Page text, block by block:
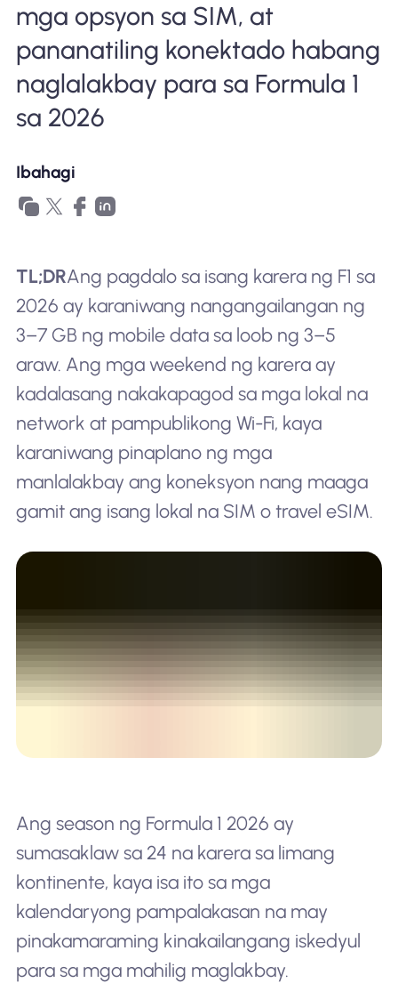
mga opsyon sa SIM, at
pananatiling konektado habang
naglalakbay para sa Formula 1
sa 2026
Ibahagi
TL;DRAng pagdalo sa isang karera ng F1 sa
2026 ay karaniwang nangangailangan ng
3–7 GB ng mobile data sa loob ng 3–5
araw. Ang mga weekend ng karera ay
kadalasang nakakapagod sa mga lokal na
network at pampublikong Wi-Fi, kaya
karaniwang pinaplano ng mga
manlalakbay ang koneksyon nang maaga
gamit ang isang lokal na SIM o travel eSIM.
Ang season ng Formula 1 2026 ay
sumasaklaw sa 24 na karera sa limang
kontinente, kaya isa ito sa mga
kalendaryong pampalakasan na may
pinakamaraming kinakailangang iskedyul
para sa mga mahilig maglakbay.